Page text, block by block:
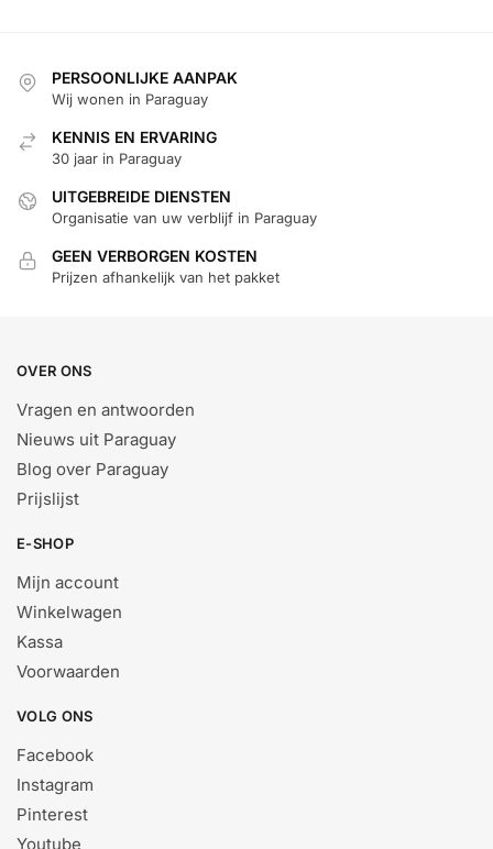
PERSOONLIJKE AANPAK
Wij wonen in Paraguay
KENNIS EN ERVARING
30 jaar in Paraguay
UITGEBREIDE DIENSTEN
Organisatie van uw verblijf in Paraguay
GEEN VERBORGEN KOSTEN
Prijzen afhankelijk van het pakket
OVER ONS
Vragen en antwoorden
Nieuws uit Paraguay
Blog over Paraguay
Prijslijst
E-SHOP
Mijn account
Winkelwagen
Kassa
Voorwaarden
VOLG ONS
Facebook
Instagram
Pinterest
Youtube